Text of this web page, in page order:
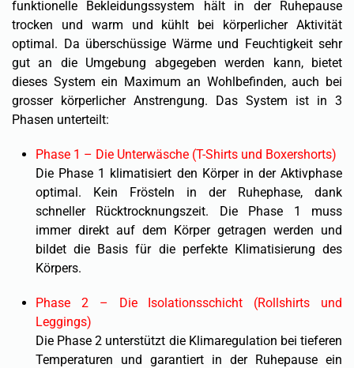
funktionelle Bekleidungssystem hält in der Ruhepause
trocken und warm und kühlt bei körperlicher Aktivität
optimal. Da überschüssige Wärme und Feuchtigkeit sehr
gut an die Umgebung abgegeben werden kann, bietet
dieses System ein Maximum an Wohlbefinden, auch bei
grosser körperlicher Anstrengung. Das System ist in 3
Phasen unterteilt:
Phase 1 – Die Unterwäsche (T-Shirts und Boxershorts)
Die Phase 1 klimatisiert den Körper in der Aktivphase
optimal. Kein Frösteln in der Ruhephase, dank
schneller Rücktrocknungszeit. Die Phase 1 muss
immer direkt auf dem Körper getragen werden und
bildet die Basis für die perfekte Klimatisierung des
Körpers.
Phase 2 – Die Isolationsschicht (Rollshirts und
Leggings)
Die Phase 2 unterstützt die Klimaregulation bei tieferen
Temperaturen und garantiert in der Ruhepause ein